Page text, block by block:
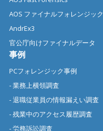
AOS ファイナルフォレンジック
AndrEx3
官公庁向けファイナルデータ
事例
PCフォレンジック事例
- 業務上横領調査
- 退職従業員の情報漏えい調査
- 残業中のアクセス履歴調査
- 労務訴訟調査